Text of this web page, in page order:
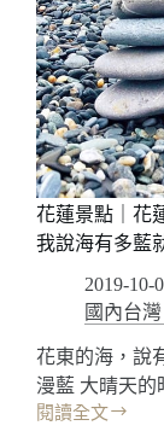
花蓮景點｜花
我說海有多藍
2019-10-
國內台
花東的海，說
漫藍 大晴天
閱讀全文
花